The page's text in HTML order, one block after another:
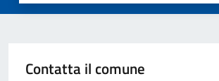
Contatta il comune